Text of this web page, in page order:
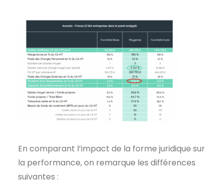
En comparant l’impact de la forme juridique sur
la performance, on remarque les différences
suivantes :